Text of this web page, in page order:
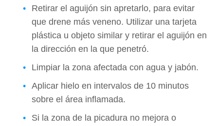
Retirar el aguijón sin apretarlo, para evitar
que drene más veneno. Utilizar una tarjeta
plástica u objeto similar y retirar el aguijón en
la dirección en la que penetró.
Limpiar la zona afectada con agua y jabón.
Aplicar hielo en intervalos de 10 minutos
sobre el área inflamada.
Si la zona de la picadura no mejora o